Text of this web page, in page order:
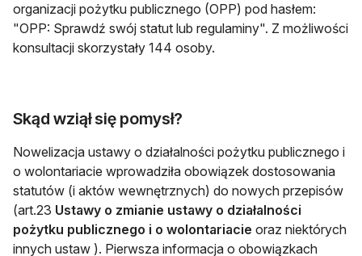
organizacji pożytku publicznego (OPP) pod hasłem:
"OPP: Sprawdź swój statut lub regulaminy". Z możliwości
konsultacji skorzystały 144 osoby.
Skąd wziął się pomysł?
Nowelizacja ustawy o działalności pożytku publicznego i
o wolontariacie wprowadziła obowiązek dostosowania
statutów (i aktów wewnętrznych) do nowych przepisów
(art.23 Ustawy o zmianie ustawy o działalności
pożytku publicznego i o wolontariacie oraz niektórych
innych ustaw ). Pierwsza informacja o obowiązkach